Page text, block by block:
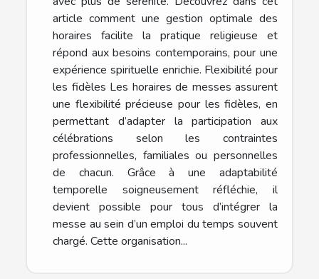
article comment une gestion optimale des
horaires facilite la pratique religieuse et
répond aux besoins contemporains, pour une
expérience spirituelle enrichie. Flexibilité pour
les fidèles Les horaires de messes assurent
une flexibilité précieuse pour les fidèles, en
permettant d’adapter la participation aux
célébrations selon les contraintes
professionnelles, familiales ou personnelles
de chacun. Grâce à une adaptabilité
temporelle soigneusement réfléchie, il
devient possible pour tous d’intégrer la
messe au sein d’un emploi du temps souvent
chargé. Cette organisation...